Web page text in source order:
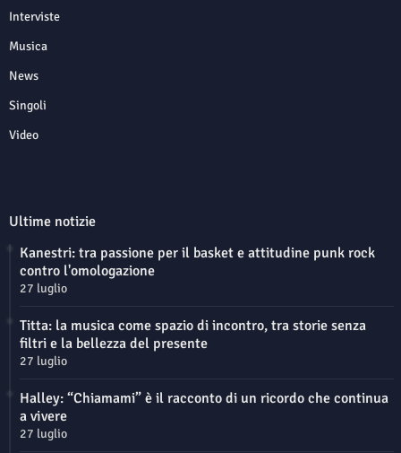
Interviste
Musica
News
Singoli
Video
Ultime notizie
Kanestri: tra passione per il basket e attitudine punk rock
contro l'omologazione
27 luglio
Titta: la musica come spazio di incontro, tra storie senza
filtri e la bellezza del presente
27 luglio
Halley: “Chiamami” è il racconto di un ricordo che continua
a vivere
27 luglio